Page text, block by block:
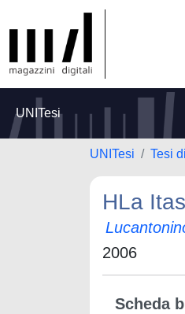
UNITesi
UNITesi Tesi
HLa
2006
Scheda